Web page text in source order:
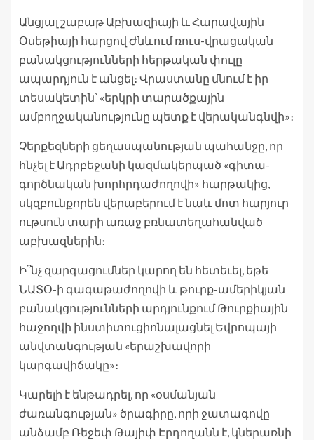
Անցյալ շաբաթ Աբխազիայի և Հարավային
Օսեթիայի հարցով Ժնևում ռուս-վրացական
բանակցությունների հերթական փուլը
ապարդյուն է անցել։ Վրաստանը մնում է իր
տեսակետին՝ «երկրի տարածքային
ամբողջականությունը պետք է վերականգնվի»։
Չերքեզների ցեղասպանության պահանջը, որ
հնչել է Ադրբեջանի կազմակերպած «գիտա-
գործնական խորհրդաժողովի» հարթակից,
սկզբունքորեն վերաբերում է նաև մոտ հարյուր
ութսուն տարի առաջ բռնատեղահանված
աբխազներին։
Ի՞նչ զարգացումներ կարող են հետեւել, եթե
ՆԱՏՕ-ի գագաթաժողովի և թուրք-ամերիկյան
բանակցությունների արդյունքում Թուրքիային
հաջողվի ինստիտուցիոնալացնել Եվրոպայի
անվտանգության «երաշխավորի
կարգավիճակը»։
Կարելի է ենթադրել, որ «օսմանյան
ժառանգության» ծրագիրը, որի ջատագովը
անձամբ Ռեջեփ Թայիփ Էրդողանն է, կներառնի